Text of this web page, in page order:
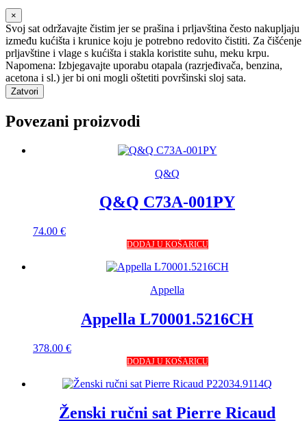
×
Svoj sat održavajte čistim jer se prašina i prljavština često nakupljaju
između kućišta i krunice koju je potrebno redovito čistiti. Za čišćenje
prljavštine i vlage s kućišta i stakla koristite suhu, meku krpu.
Napomena: Izbjegavajte uporabu otapala (razrjeđivača, benzina,
acetona i sl.) jer bi oni mogli oštetiti površinski sloj sata.
Zatvori
Povezani proizvodi
Q&Q
Q&Q C73A-001PY
74.00 €
DODAJ U KOŠARICU
Appella
Appella L70001.5216CH
378.00 €
DODAJ U KOŠARICU
Ženski ručni sat Pierre Ricaud